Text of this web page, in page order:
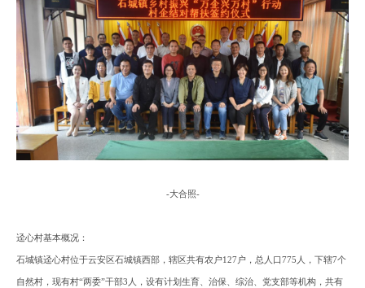
-大合照-
迳心村基本概况：
石城镇迳心村位于云安区石城镇西部，辖区共有农户127户，总人口775人，下辖7个
自然村，现有村“两委”干部3人，设有计划生育、治保、综治、党支部等机构，共有